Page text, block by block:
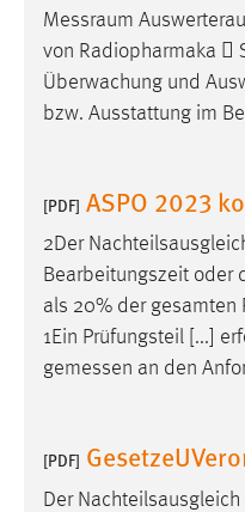
Messraum
von Radiopharmaka 
Überwachung und
bzw. Ausstattung im
[PDF] ASPO 2023
2Der
Bearbeitungszeit oder
als 20% der gesamten
1Ein Prüfungsteil [...]
gemessen an den
[PDF]
Der
Sie tun dies, indem
hinweg verfolgen.
Google Ads
Anbieter:
Zweck:
Cookie Laufzeit:
Facebook Pixel
Anbieter:
Zweck: